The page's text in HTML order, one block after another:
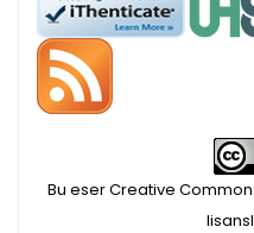
APC ödemesi
Öndenetimden geçen
makaleler için, 100 Avro
Makale İşletim Ücreti (APC)
alınmaktadır.
Bu eser Creative